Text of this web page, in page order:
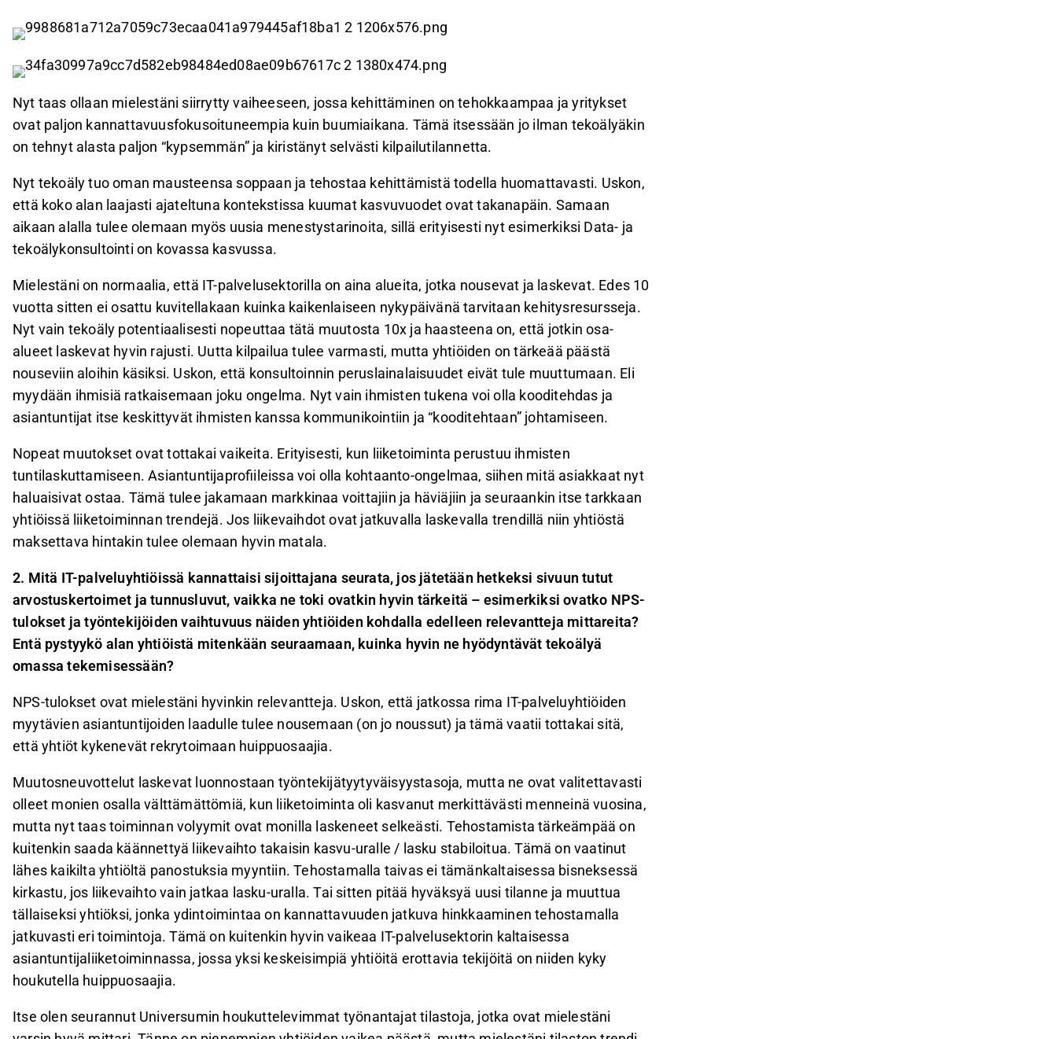
Nyt taas ollaan mielestäni siirrytty vaiheeseen, jossa kehittäminen on tehokkaampaa ja yritykset
ovat paljon kannattavuusfokusoituneempia kuin buumiaikana. Tämä itsessään jo ilman tekoälyäkin
on tehnyt alasta paljon “kypsemmän” ja kiristänyt selvästi kilpailutilannetta.
Nyt tekoäly tuo oman mausteensa soppaan ja tehostaa kehittämistä todella huomattavasti. Uskon,
että koko alan laajasti ajateltuna kontekstissa kuumat kasvuvuodet ovat takanapäin. Samaan
aikaan alalla tulee olemaan myös uusia menestystarinoita, sillä erityisesti nyt esimerkiksi Data- ja
tekoälykonsultointi on kovassa kasvussa.
Mielestäni on normaalia, että IT-palvelusektorilla on aina alueita, jotka nousevat ja laskevat. Edes 10
vuotta sitten ei osattu kuvitellakaan kuinka kaikenlaiseen nykypäivänä tarvitaan kehitysresursseja.
Nyt vain tekoäly potentiaalisesti nopeuttaa tätä muutosta 10x ja haasteena on, että jotkin osa-
alueet laskevat hyvin rajusti. Uutta kilpailua tulee varmasti, mutta yhtiöiden on tärkeää päästä
nouseviin aloihin käsiksi. Uskon, että konsultoinnin peruslainalaisuudet eivät tule muuttumaan. Eli
myydään ihmisiä ratkaisemaan joku ongelma. Nyt vain ihmisten tukena voi olla kooditehdas ja
asiantuntijat itse keskittyvät ihmisten kanssa kommunikointiin ja “kooditehtaan” johtamiseen.
Nopeat muutokset ovat tottakai vaikeita. Erityisesti, kun liiketoiminta perustuu ihmisten
tuntilaskuttamiseen. Asiantuntijaprofiileissa voi olla kohtaanto-ongelmaa, siihen mitä asiakkaat nyt
haluaisivat ostaa. Tämä tulee jakamaan markkinaa voittajiin ja häviäjiin ja seuraankin itse tarkkaan
yhtiöissä liiketoiminnan trendejä. Jos liikevaihdot ovat jatkuvalla laskevalla trendillä niin yhtiöstä
maksettava hintakin tulee olemaan hyvin matala.
2. Mitä IT-palveluyhtiöissä kannattaisi sijoittajana seurata, jos jätetään hetkeksi sivuun tutut
arvostuskertoimet ja tunnusluvut, vaikka ne toki ovatkin hyvin tärkeitä – esimerkiksi ovatko NPS-
tulokset ja työntekijöiden vaihtuvuus näiden yhtiöiden kohdalla edelleen relevantteja mittareita?
Entä pystyykö alan yhtiöistä mitenkään seuraamaan, kuinka hyvin ne hyödyntävät tekoälyä
omassa tekemisessään?
NPS-tulokset ovat mielestäni hyvinkin relevantteja. Uskon, että jatkossa rima IT-palveluyhtiöiden
myytävien asiantuntijoiden laadulle tulee nousemaan (on jo noussut) ja tämä vaatii tottakai sitä,
että yhtiöt kykenevät rekrytoimaan huippuosaajia.
Muutosneuvottelut laskevat luonnostaan työntekijätyytyväisyystasoja, mutta ne ovat valitettavasti
olleet monien osalla välttämättömiä, kun liiketoiminta oli kasvanut merkittävästi menneinä vuosina,
mutta nyt taas toiminnan volyymit ovat monilla laskeneet selkeästi. Tehostamista tärkeämpää on
kuitenkin saada käännettyä liikevaihto takaisin kasvu-uralle / lasku stabiloitua. Tämä on vaatinut
lähes kaikilta yhtiöltä panostuksia myyntiin. Tehostamalla taivas ei tämänkaltaisessa bisneksessä
kirkastu, jos liikevaihto vain jatkaa lasku-uralla. Tai sitten pitää hyväksyä uusi tilanne ja muuttua
tällaiseksi yhtiöksi, jonka ydintoimintaa on kannattavuuden jatkuva hinkkaaminen tehostamalla
jatkuvasti eri toimintoja. Tämä on kuitenkin hyvin vaikeaa IT-palvelusektorin kaltaisessa
asiantuntijaliiketoiminnassa, jossa yksi keskeisimpiä yhtiöitä erottavia tekijöitä on niiden kyky
houkutella huippuosaajia.
Itse olen seurannut Universumin houkuttelevimmat työnantajat tilastoja, jotka ovat mielestäni